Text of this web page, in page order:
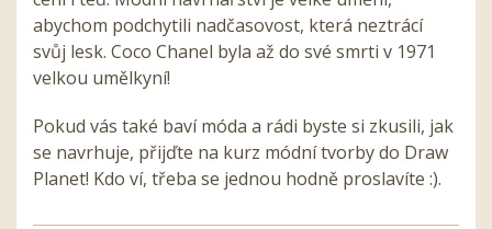
abychom podchytili nadčasovost, která neztrácí
svůj lesk. Coco Chanel byla až do své smrti v 1971
velkou umělkyní!
Pokud vás také baví móda a rádi byste si zkusili, jak
se navrhuje, přijďte na kurz módní tvorby do Draw
Planet! Kdo ví, třeba se jednou hodně proslavíte :).